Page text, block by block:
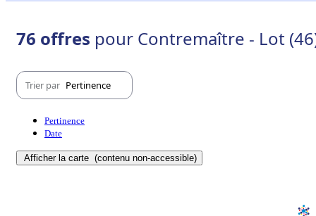
76 offres pour Contremaître - Lot
Trier par Pertinence
Pertinence
Date
Afficher la carte (contenu non-accessible)